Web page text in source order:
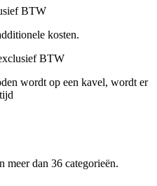
BTW
kosten.
BTW
wordt op een kavel, wordt er
meer dan 36 categorieën.